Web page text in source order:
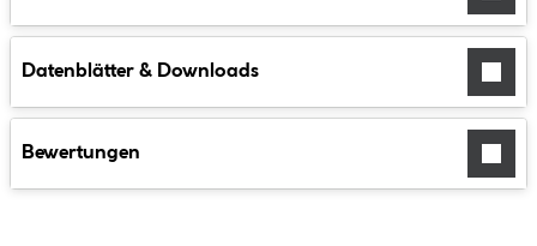
Datenblätter & Downloads
Bewertungen